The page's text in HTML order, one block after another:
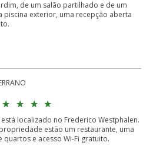
de um salão partilhado e de um
piscina exterior, uma recepção aberta
localizado no Frederico Westphalen.
estão um restaurante, uma
e acesso Wi-Fi gratuito.